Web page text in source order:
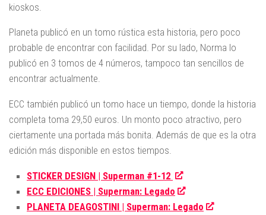
kioskos.
Planeta publicó en un tomo rústica esta historia, pero poco
probable de encontrar con facilidad. Por su lado, Norma lo
publicó en 3 tomos de 4 números, tampoco tan sencillos de
encontrar actualmente.
ECC también publicó un tomo hace un tiempo, donde la historia
completa toma 29,50 euros. Un monto poco atractivo, pero
ciertamente una portada más bonita. Además de que es la otra
edición más disponible en estos tiempos.
STICKER DESIGN | Superman #1-12
ECC EDICIONES | Superman: Legado
PLANETA DEAGOSTINI | Superman: Legado